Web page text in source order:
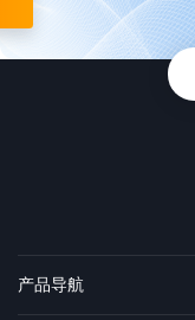
产品导航